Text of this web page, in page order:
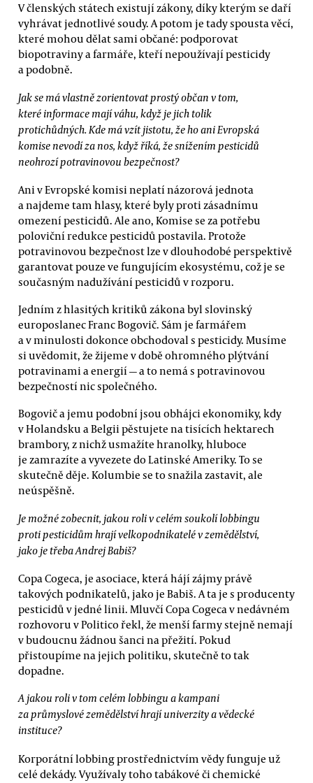
V členských státech existují zákony, díky kterým se daří
vyhrávat jednotlivé soudy. A potom je tady spousta věcí,
které mohou dělat sami občané: podporovat
biopotraviny a farmáře, kteří nepoužívají pesticidy
a podobně.
Jak se má vlastně zorientovat prostý občan v tom,
které informace mají váhu, když je jich tolik
protichůdných. Kde má vzít jistotu, že ho ani Evropská
komise nevodí za nos, když říká, že snížením pesticidů
neohrozí potravinovou bezpečnost?
Ani v Evropské komisi neplatí názorová jednota
a najdeme tam hlasy, které byly proti zásadnímu
omezení pesticidů. Ale ano, Komise se za potřebu
poloviční redukce pesticidů postavila. Protože
potravinovou bezpečnost lze v dlouhodobé perspektivě
garantovat pouze ve fungujícím ekosystému, což je se
současným nadužívání pesticidů v rozporu.
Jedním z hlasitých kritiků zákona byl slovinský
europoslanec Franc Bogovič. Sám je farmářem
a v minulosti dokonce obchodoval s pesticidy. Musíme
si uvědomit, že žijeme v době ohromného plýtvání
potravinami a energií — a to nemá s potravinovou
bezpečností nic společného.
Bogovič a jemu podobní jsou obhájci ekonomiky, kdy
v Holandsku a Belgii pěstujete na tisících hektarech
brambory, z nichž usmažíte hranolky, hluboce
je zamrazíte a vyvezete do Latinské Ameriky. To se
skutečně děje. Kolumbie se to snažila zastavit, ale
neúspěšně.
Je možné zobecnit, jakou roli v celém soukolí lobbingu
proti pesticidům hrají velkopodnikatelé v zemědělství,
jako je třeba Andrej Babiš?
Copa Cogeca, je asociace, která hájí zájmy právě
takových podnikatelů, jako je Babiš. A ta je s producenty
pesticidů v jedné linii. Mluvčí Copa Cogeca v nedávném
rozhovoru v Politico řekl, že menší farmy stejně nemají
v budoucnu žádnou šanci na přežití. Pokud
přistoupíme na jejich politiku, skutečně to tak
dopadne.
A jakou roli v tom celém lobbingu a kampani
za průmyslové zemědělství hrají univerzity a vědecké
instituce?
Korporátní lobbing prostřednictvím vědy funguje už
celé dekády. Využívaly toho tabákové či chemické